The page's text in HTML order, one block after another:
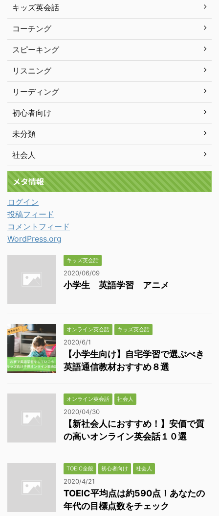
キッズ英会話
コーチング
スピーキング
リスニング
リーディング
初心者向け
未分類
社会人
メタ情報
ログイン
投稿フィード
コメントフィード
WordPress.org
キッズ英会話
2020/06/09
小学生 英語学習 アニメ
オンライン英会話 キッズ英会話
2020/6/1
【小学生向け】自宅学習で選ぶべき
英語通信教材おすすめ８選
オンライン英会話 社会人
2020/04/30
【新社会人におすすめ！】安価で質
の高いオンライン英会話１０選
TOEIC全般 初心者向け 社会人
2020/4/21
TOEIC平均点は約590点！あなたの
年代の目標点数をチェック